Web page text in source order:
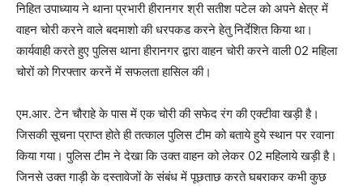
निहित उपाध्याय ने थाना प्रभारी हीरानगर श्री सतीश पटेल को अपने क्षेत्र में
वाहन चोरी करने वाले बदमाशो की धरपकड करने हेतु निर्देशित किया था।
कार्यवाही करते हुए पुलिस थाना हीरानगर द्वारा वाहन चोरी करने वाली 02 महिला
चोरों को गिरफ्तार करनें में सफलता हासिल की।
एम.आर. टेन चौराहे के पास में एक चोरी की सफेद रंग की एक्टीवा खड़ी है।
जिसकी सूचना प्राप्त होते ही तत्काल पुलिस टीम को बताये हुये स्थान पर रवाना
किया गया। पुलिस टीम ने देखा कि उक्त वाहन को लेकर 02 महिलाये खड़ी है।
जिनसे उक्त गाड़ी के दस्तावेजों के संबंध में पूछताछ करते घबराकर कभी कुछ